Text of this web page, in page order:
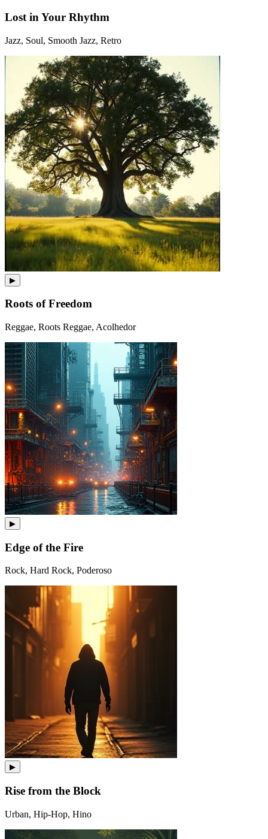
Lost in Your Rhythm
Jazz, Soul, Smooth Jazz, Retro
▶
Roots of Freedom
Reggae, Roots Reggae, Acolhedor
▶
Edge of the Fire
Rock, Hard Rock, Poderoso
▶
Rise from the Block
Urban, Hip-Hop, Hino